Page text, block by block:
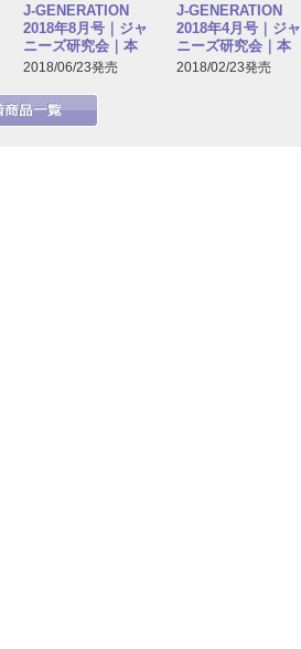
J-GENERATION
2018年8月号｜ジャ
ニーズ研究会｜本
2018/06/23発売
J-GENERATION
2018年4月号｜ジャ
ニーズ研究会｜本
2018/02/23発売